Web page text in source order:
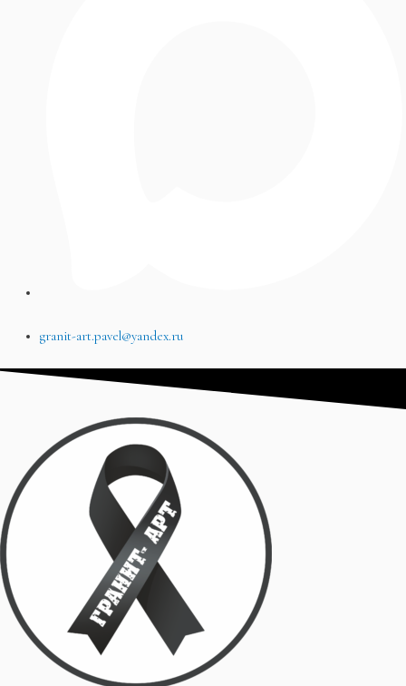
granit-art.pavel@yandex.ru